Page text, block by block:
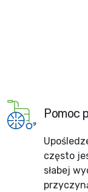
Pomoc
często
słabej